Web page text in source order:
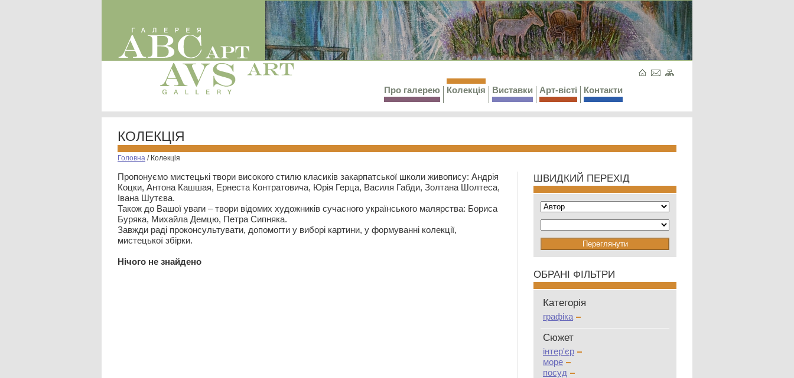
Про галерею Колекція Виставки Арт-вісті Контакти
КОЛЕКЦІЯ
Головна / Колекція
Пропонуємо мистецькі твори високого стилю класиків закарпатської школи живопису: Андрія
Коцки, Антона Кашшая, Ернеста Контратовича, Юрія Герца, Василя Габди, Золтана Шолтеса,
Івана Шутєва.
Також до Вашої уваги – твори відомих художників сучасного українського малярства: Бориса
Буряка, Михайла Демцю, Петра Сипняка.
Завжди раді проконсультувати, допомогти у виборі картини, у формуванні колекції,
мистецької збірки.
Нiчого не знайдено
ШВИДКИЙ ПЕРЕХІД
ОБРАНІ ФІЛЬТРИ
Категорія
графіка
Сюжет
інтер'єр
море
посуд